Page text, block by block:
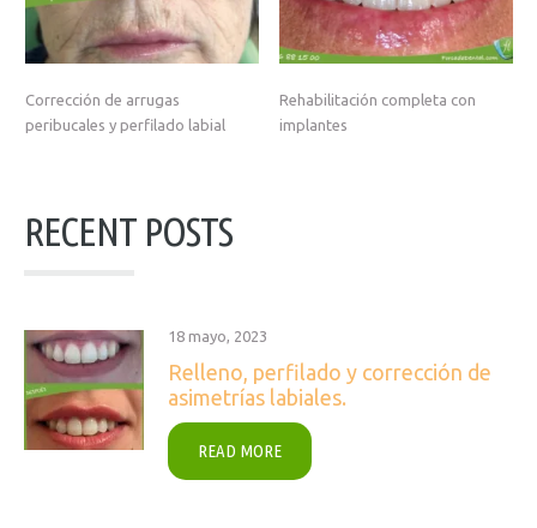
Corrección de arrugas
peribucales y perfilado labial
Rehabilitación completa con
implantes
RECENT POSTS
18 mayo, 2023
Relleno, perfilado y corrección de
asimetrías labiales.
READ MORE